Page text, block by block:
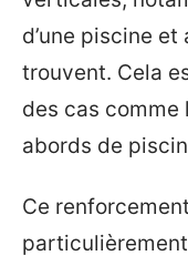
d’une piscine et
trouvent. Cela
des cas comme
abords de
Ce